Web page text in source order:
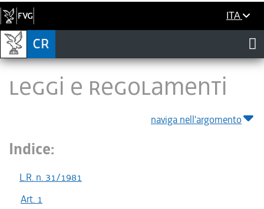
ITA
LEGGI E REGOLAMENTI
naviga nell'argomento
Indice:
L.R. n. 31/1981
Art. 1